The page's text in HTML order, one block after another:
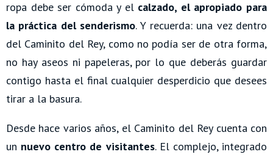
ropa debe ser cómoda y el calzado, el apropiado para
la práctica del senderismo. Y recuerda: una vez dentro
del Caminito del Rey, como no podía ser de otra forma,
no hay aseos ni papeleras, por lo que deberás guardar
contigo hasta el final cualquier desperdicio que desees
tirar a la basura.
Desde hace varios años, el Caminito del Rey cuenta con
un nuevo centro de visitantes. El complejo, integrado